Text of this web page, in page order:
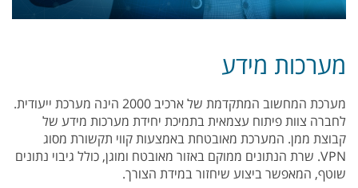
מערכות מידע
מערכת המחשוב המתקדמת של ארכיב 2000 הינה מערכת ייעודית.
לחברה צוות פיתוח עצמאית בתמיכת יחידת מערכות מידע של
קבוצת ממן. המערכת מאובטחת באמצעות קווי תקשורת מסוג
VPN. שרת הנתונים ממוקם באזור מאובטח ומוגן, כולל גיבוי נתונים
שוטף, המאפשר ביצוע שיחזור במידת הצורך.